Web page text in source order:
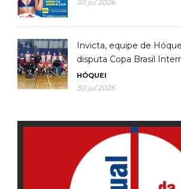
30 jul 2026
Invicta, equipe de
disputa Copa Brasil
HÓQUEI
30 jul 2026